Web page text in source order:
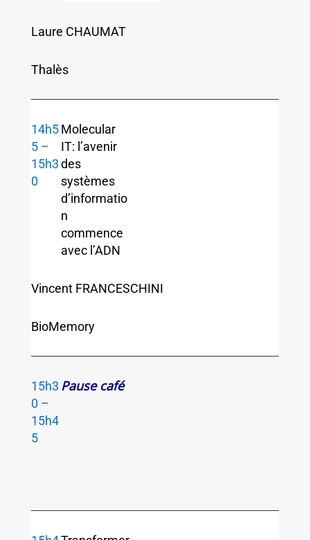
Laure CHAUMAT
Thalès
14h5
5 –
15h3
0
Molecular
IT: l’avenir
des
systèmes
d’informatio
n
commence
avec l’ADN
Vincent FRANCESCHINI
BioMemory
15h3
0 –
15h4
5
Pause café